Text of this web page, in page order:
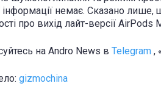
інформації немає. Сказано
про вихід лайт-версії AirPods
на Andro News в Telegram ,
gizmochina